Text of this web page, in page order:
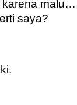
saya?